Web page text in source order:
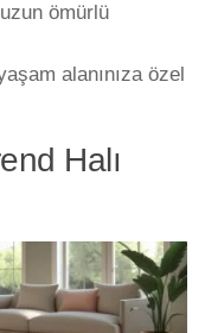
ömürlü
alanınıza özel
Halı